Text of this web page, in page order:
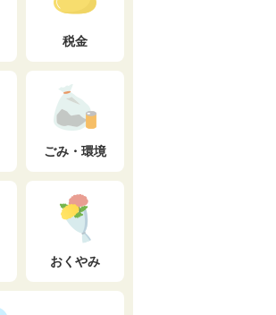
税金
ごみ・環境
おくやみ